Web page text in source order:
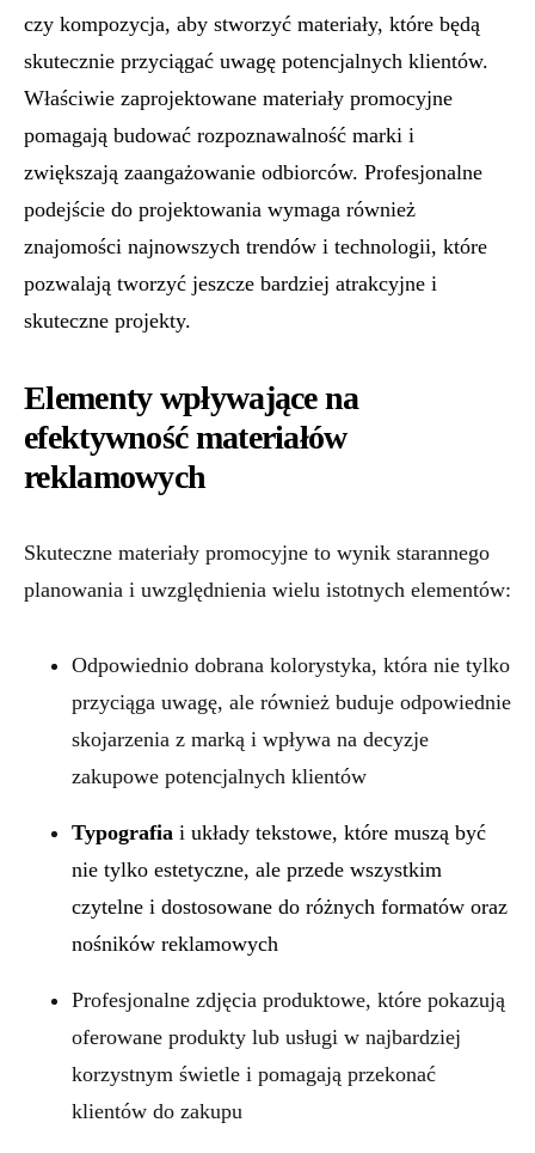
czy kompozycja, aby stworzyć materiały, które będą
skutecznie przyciągać uwagę potencjalnych klientów.
Właściwie zaprojektowane materiały promocyjne
pomagają budować rozpoznawalność marki i
zwiększają zaangażowanie odbiorców. Profesjonalne
podejście do projektowania wymaga również
znajomości najnowszych trendów i technologii, które
pozwalają tworzyć jeszcze bardziej atrakcyjne i
skuteczne projekty.
Elementy wpływające na
efektywność materiałów
reklamowych
Skuteczne materiały promocyjne to wynik starannego
planowania i uwzględnienia wielu istotnych elementów:
Odpowiednio dobrana kolorystyka, która nie tylko
przyciąga uwagę, ale również buduje odpowiednie
skojarzenia z marką i wpływa na decyzje
zakupowe potencjalnych klientów
Typografia i układy tekstowe, które muszą być
nie tylko estetyczne, ale przede wszystkim
czytelne i dostosowane do różnych formatów oraz
nośników reklamowych
Profesjonalne zdjęcia produktowe, które pokazują
oferowane produkty lub usługi w najbardziej
korzystnym świetle i pomagają przekonać
klientów do zakupu